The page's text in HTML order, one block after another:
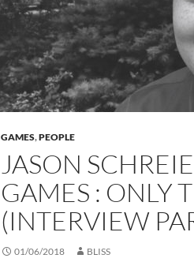
GAMES,PEOPLE
JASON
GAMES : ONLY
(INTERVIEW
01/06/2018 BLISS